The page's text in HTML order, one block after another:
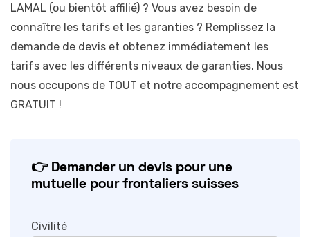
LAMAL (ou bientôt affilié) ? Vous avez besoin de
connaître les tarifs et les garanties ? Remplissez la
demande de devis et obtenez immédiatement les
tarifs avec les différents niveaux de garanties. Nous
nous occupons de TOUT et notre accompagnement est
GRATUIT !
👉 Demander un devis pour une
mutuelle pour frontaliers suisses
Civilité